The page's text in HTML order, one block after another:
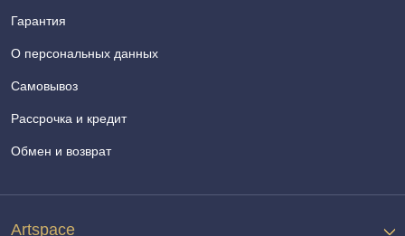
Гарантия
О персональных данных
Самовывоз
Рассрочка и кредит
Обмен и возврат
Artspace